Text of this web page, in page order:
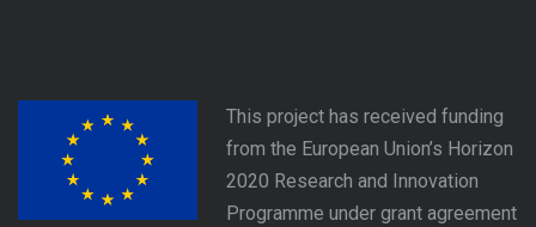
This project has received funding
from the European Union’s Horizon
2020 Research and Innovation
Programme under grant agreement